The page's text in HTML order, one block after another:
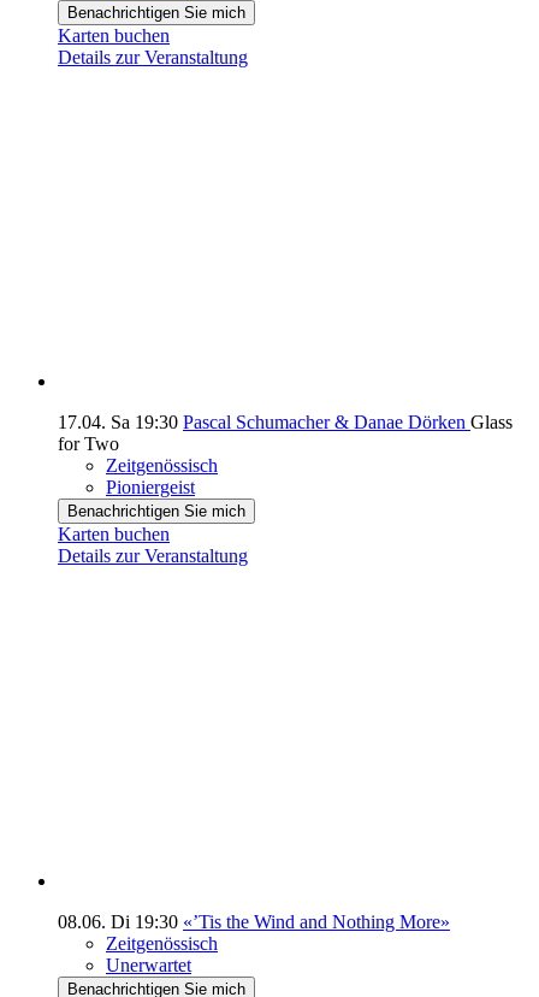
Benachrichtigen Sie mich
Karten buchen
Details zur Veranstaltung
17.04. Sa 19:30 Pascal Schumacher & Danae Dörken Glass
for Two
Zeitgenössisch
Pioniergeist
Benachrichtigen Sie mich
Karten buchen
Details zur Veranstaltung
08.06. Di 19:30 «’Tis the Wind and Nothing More»
Zeitgenössisch
Unerwartet
Benachrichtigen Sie mich